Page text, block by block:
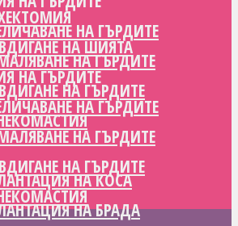
НА ГЪРДИТЕ
НА ГЪРДИТЕ
НА ГЪРДИТЕ
НА КОСА
НА БРАДА
НА ШИЯТА
НА ГЪРДИТЕ
НА ГЪРДИТЕ
НА ГЪРДИТЕ
НА ГЪРДИТЕ